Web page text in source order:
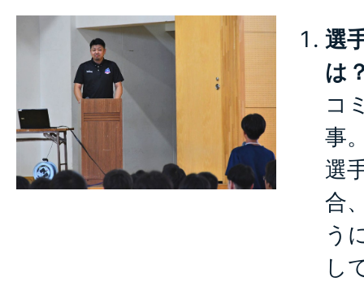
選
は
コ
事
選
合
う
し